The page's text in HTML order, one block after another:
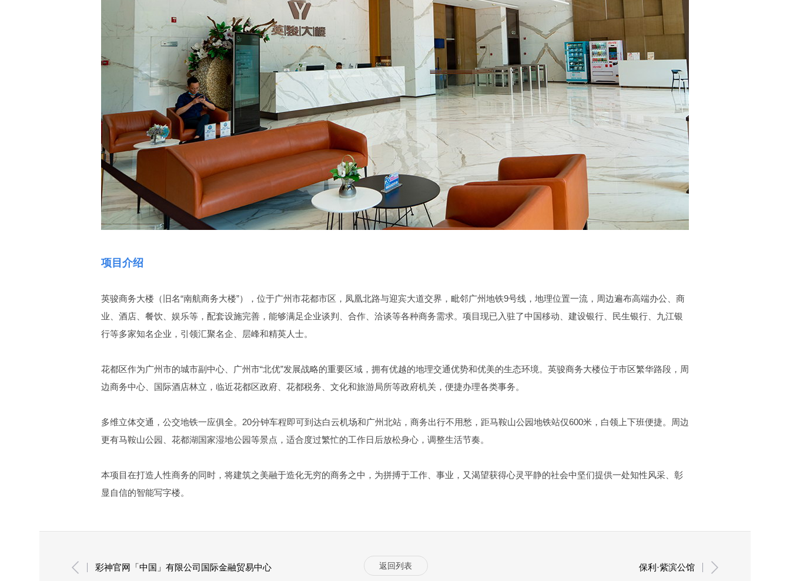
项目介绍
英骏商务大楼（旧名“南航商务大楼”），位于广州市花都市区，凤凰北路与迎宾大道交界，毗邻广州地铁9号线，地理位置一流，周边遍布高端办公、商
业、酒店、餐饮、娱乐等，配套设施完善，能够满足企业谈判、合作、洽谈等各种商务需求。项目现已入驻了中国移动、建设银行、民生银行、九江银
行等多家知名企业，引领汇聚名企、层峰和精英人士。
花都区作为广州市的城市副中心、广州市“北优”发展战略的重要区域，拥有优越的地理交通优势和优美的生态环境。英骏商务大楼位于市区繁华路段，周
边商务中心、国际酒店林立，临近花都区政府、花都税务、文化和旅游局所等政府机关，便捷办理各类事务。
多维立体交通，公交地铁一应俱全。20分钟车程即可到达白云机场和广州北站，商务出行不用愁，距马鞍山公园地铁站仅600米，白领上下班便捷。周边
更有马鞍山公园、花都湖国家湿地公园等景点，适合度过繁忙的工作日后放松身心，调整生活节奏。
本项目在打造人性商务的同时，将建筑之美融于造化无穷的商务之中，为拼搏于工作、事业，又渴望获得心灵平静的社会中坚们提供一处知性风采、彰
显自信的智能写字楼。
彩神官网「中国」有限公司国际金融贸易中心 保利·紫滨公馆
返回列表